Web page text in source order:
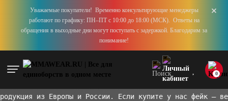
+
Уважаемые покупатели! Временно консультирующие менеджеры
работают по графику: ПН–ПТ с 10:00 до 18:00 (МСК). Ответы на
обращения в выходные дни могут поступать с задержкой. Благодарим за
понимание!
0
из Европы и России. Если купите у нас фейк —